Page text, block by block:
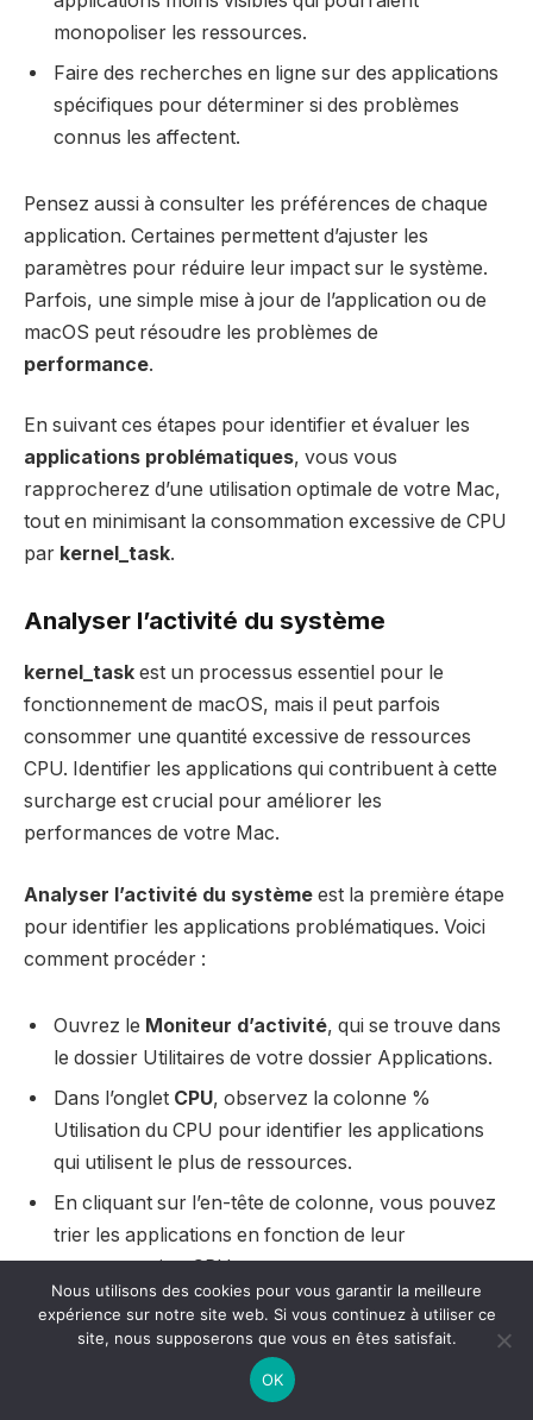
monopoliser les ressources.
Faire des recherches en ligne sur des applications
spécifiques pour déterminer si des problèmes
connus les affectent.
Pensez aussi à consulter les préférences de chaque
application. Certaines permettent d’ajuster les
paramètres pour réduire leur impact sur le système.
Parfois, une simple mise à jour de l’application ou de
macOS peut résoudre les problèmes de
performance.
En suivant ces étapes pour identifier et évaluer les
applications problématiques, vous vous
rapprocherez d’une utilisation optimale de votre Mac,
tout en minimisant la consommation excessive de CPU
par kernel_task.
Analyser l’activité du système
kernel_task est un processus essentiel pour le
fonctionnement de macOS, mais il peut parfois
consommer une quantité excessive de ressources
CPU. Identifier les applications qui contribuent à cette
surcharge est crucial pour améliorer les
performances de votre Mac.
Analyser l’activité du système est la première étape
pour identifier les applications problématiques. Voici
comment procéder :
Ouvrez le Moniteur d’activité, qui se trouve dans
le dossier Utilitaires de votre dossier Applications.
Dans l’onglet CPU, observez la colonne %
Utilisation du CPU pour identifier les applications
qui utilisent le plus de ressources.
En cliquant sur l’en-tête de colonne, vous pouvez
trier les applications en fonction de leur
consommation CPU.
Si une application utilise une quantité excessive de
ressources, vérifiez si une mise à jour est
disponible ou envisagez de la désinstaller
Nous utilisons des cookies pour vous garantir la meilleure
expérience sur notre site web. Si vous continuez à utiliser ce
site, nous supposerons que vous en êtes satisfait.
OK